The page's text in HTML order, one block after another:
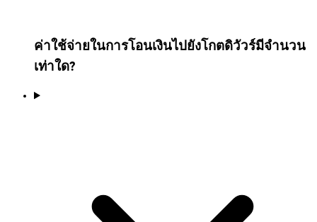
ค่าใช้จ่ายในการโอนเงินไปยังโกตดิวัวร์มีจำนวน
เท่าใด?